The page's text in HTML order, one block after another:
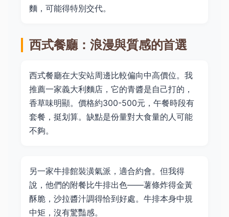
麵，可能得特別交代。
西式餐廳：浪漫與質感的首選
西式餐廳在大安站周邊比較偏向中高價位。我
推薦一家義大利麵店，它的青醬是自己打的，
香草味明顯。價格約300-500元，午餐時段有
套餐，挺划算。缺點是份量對大食量的人可能
不夠。
另一家牛排館裝潢氣派，適合約會。但我得
說，他們的附餐比牛排出色——薯條炸得金黃
酥脆，沙拉醬汁調得恰到好處。牛排本身中規
中矩，沒有驚豔感。